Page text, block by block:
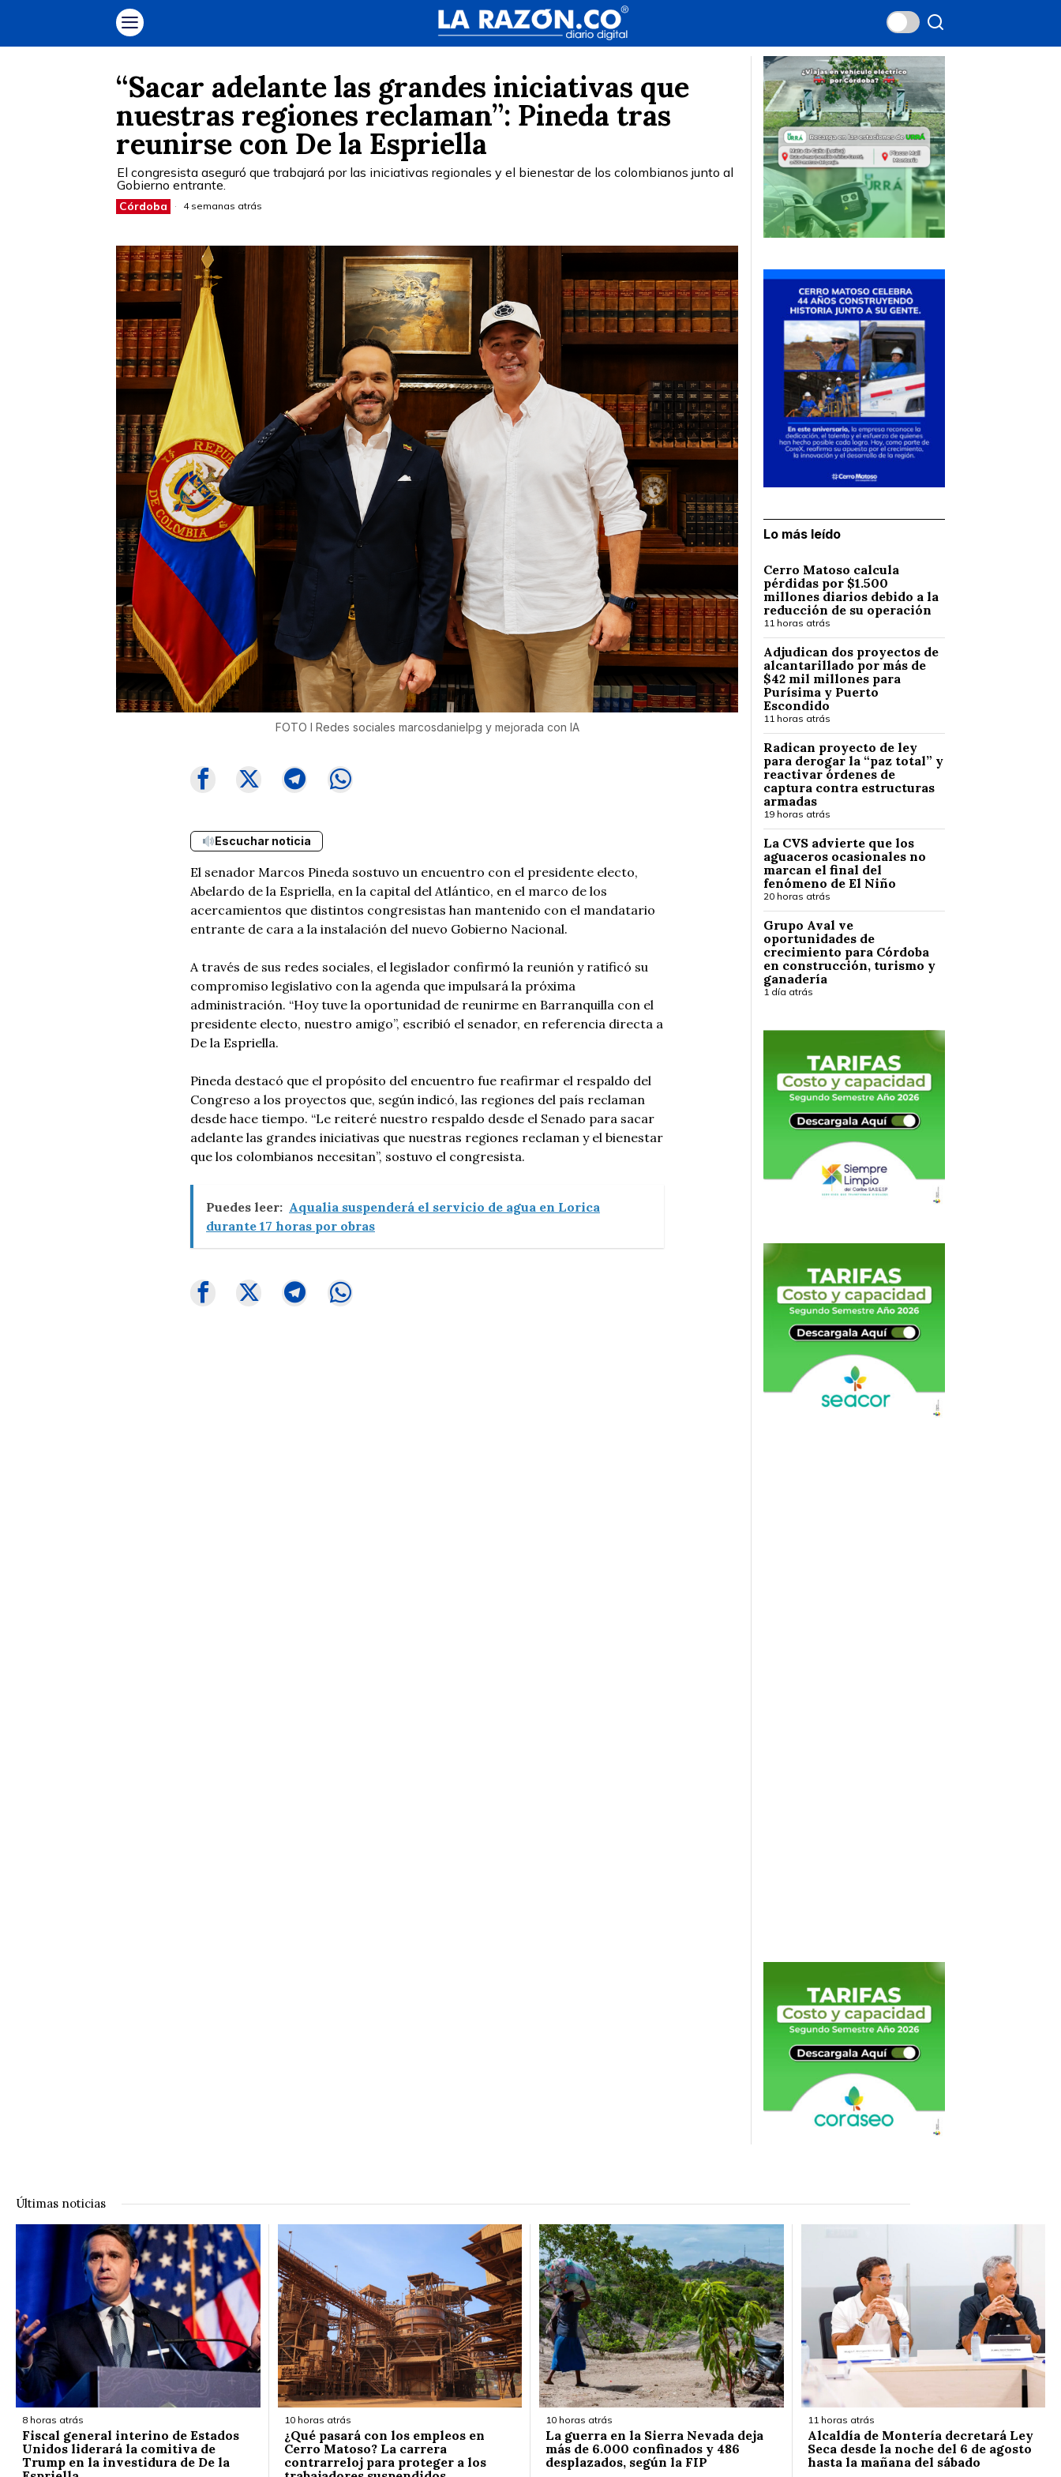
“Sacar adelante las grandes iniciativas que
nuestras regiones reclaman”: Pineda tras
reunirse con De la Espriella
El congresista aseguró que trabajará por las iniciativas regionales y el bienestar de los colombianos junto al
Gobierno entrante.
Córdoba 4 semanas atrás
FOTO I Redes sociales marcosdanielpg y mejorada con IA
Escuchar noticia
El senador Marcos Pineda sostuvo un encuentro con el presidente electo,
Abelardo de la Espriella, en la capital del Atlántico, en el marco de los
acercamientos que distintos congresistas han mantenido con el mandatario
entrante de cara a la instalación del nuevo Gobierno Nacional.
A través de sus redes sociales, el legislador confirmó la reunión y ratificó su
compromiso legislativo con la agenda que impulsará la próxima
administración. “Hoy tuve la oportunidad de reunirme en Barranquilla con el
presidente electo, nuestro amigo”, escribió el senador, en referencia directa a
De la Espriella.
Pineda destacó que el propósito del encuentro fue reafirmar el respaldo del
Congreso a los proyectos que, según indicó, las regiones del país reclaman
desde hace tiempo. “Le reiteré nuestro respaldo desde el Senado para sacar
adelante las grandes iniciativas que nuestras regiones reclaman y el bienestar
que los colombianos necesitan”, sostuvo el congresista.
Puedes leer: Aqualia suspenderá el servicio de agua en Lorica
durante 17 horas por obras
Lo más leído
Cerro Matoso calcula
pérdidas por $1.500
millones diarios debido a la
reducción de su operación
11 horas atrás
Adjudican dos proyectos de
alcantarillado por más de
$42 mil millones para
Purísima y Puerto
Escondido
11 horas atrás
Radican proyecto de ley
para derogar la “paz total” y
reactivar órdenes de
captura contra estructuras
armadas
19 horas atrás
La CVS advierte que los
aguaceros ocasionales no
marcan el final del
fenómeno de El Niño
20 horas atrás
Grupo Aval ve
oportunidades de
crecimiento para Córdoba
en construcción, turismo y
ganadería
1 día atrás
Últimas noticias
8 horas atrás
Fiscal general interino de Estados
Unidos liderará la comitiva de
Trump en la investidura de De la
10 horas atrás
¿Qué pasará con los empleos en
Cerro Matoso? La carrera
contrarreloj para proteger a los
10 horas atrás
La guerra en la Sierra Nevada deja
más de 6.000 confinados y 486
desplazados, según la FIP
11 horas atrás
Alcaldía de Montería decretará Ley
Seca desde la noche del 6 de agosto
hasta la mañana del sábado